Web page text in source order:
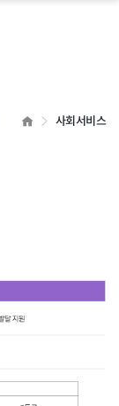
HOME사회서비스